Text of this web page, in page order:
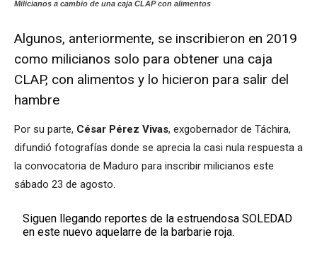
Milicianos a cambio de una caja CLAP con alimentos
Algunos, anteriormente, se inscribieron en 2019
como milicianos solo para obtener una caja
CLAP, con alimentos y lo hicieron para salir del
hambre
Por su parte, César Pérez Vivas, exgobernador de Táchira,
difundió fotografías donde se aprecia la casi nula respuesta a
la convocatoria de Maduro para inscribir milicianos este
sábado 23 de agosto.
Siguen llegando reportes de la estruendosa SOLEDAD
en este nuevo aquelarre de la barbarie roja.